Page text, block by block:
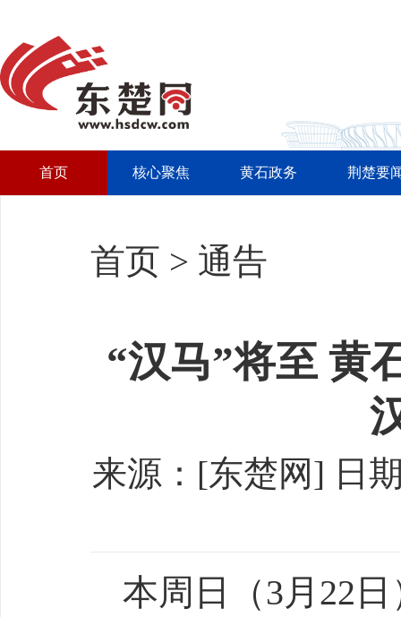
首页 核心聚焦 黄石政务 荆楚要
首页 > 通告
“汉马”将至 黄
来源：[东楚网] 日
本周日（3月22